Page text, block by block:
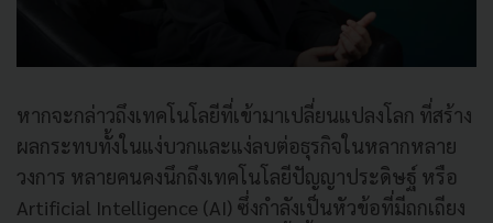
หากจะกล่าวถึงเทคโนโลยีที่เข้ามาเปลี่ยนแปลงโลก ที่สร้าง
ผลกระทบทั้งในแง่บวกและแง่ลบต่อธุรกิจในหลากหลาย
วงการ หลายคนคงนึกถึงเทคโนโลยีปัญญาประดิษฐ์ หรือ
Artificial Intelligence (AI) ซึ่งกำลังเป็นหัวข้อที่มีถกเถียง